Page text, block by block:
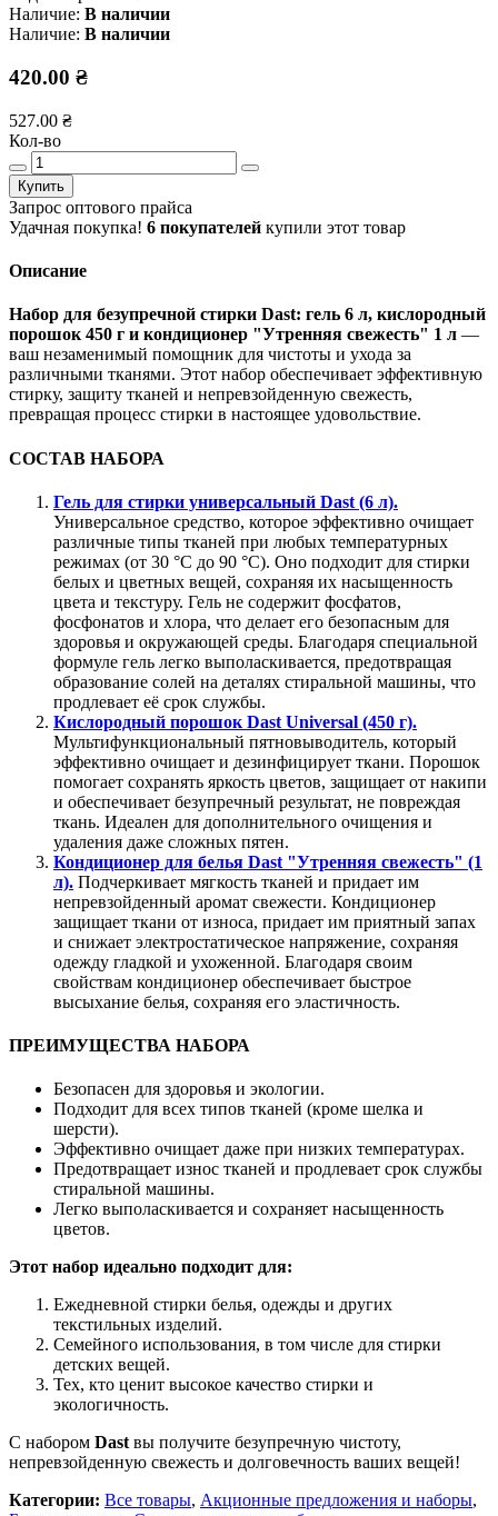
Наличие: В наличии
Наличие: В наличии
420.00 ₴
527.00 ₴
Кол-во
Купить
Запрос оптового прайса
Удачная покупка! 6 покупателей купили этот товар
Описание
Набор для безупречной стирки Dast: гель 6 л, кислородный
порошок 450 г и кондиционер "Утренняя свежесть" 1 л —
ваш незаменимый помощник для чистоты и ухода за
различными тканями. Этот набор обеспечивает эффективную
стирку, защиту тканей и непревзойденную свежесть,
превращая процесс стирки в настоящее удовольствие.
СОСТАВ НАБОРА
Гель для стирки универсальный Dast (6 л).
Универсальное средство, которое эффективно очищает
различные типы тканей при любых температурных
режимах (от 30 °С до 90 °С). Оно подходит для стирки
белых и цветных вещей, сохраняя их насыщенность
цвета и текстуру. Гель не содержит фосфатов,
фосфонатов и хлора, что делает его безопасным для
здоровья и окружающей среды. Благодаря специальной
формуле гель легко выполаскивается, предотвращая
образование солей на деталях стиральной машины, что
продлевает её срок службы.
Кислородный порошок Dast Universal (450 г).
Мультифункциональный пятновыводитель, который
эффективно очищает и дезинфицирует ткани. Порошок
помогает сохранять яркость цветов, защищает от накипи
и обеспечивает безупречный результат, не повреждая
ткань. Идеален для дополнительного очищения и
удаления даже сложных пятен.
Кондиционер для белья Dast "Утренняя свежесть" (1
л). Подчеркивает мягкость тканей и придает им
непревзойденный аромат свежести. Кондиционер
защищает ткани от износа, придает им приятный запах
и снижает электростатическое напряжение, сохраняя
одежду гладкой и ухоженной. Благодаря своим
свойствам кондиционер обеспечивает быстрое
высыхание белья, сохраняя его эластичность.
ПРЕИМУЩЕСТВА НАБОРА
Безопасен для здоровья и экологии.
Подходит для всех типов тканей (кроме шелка и
шерсти).
Эффективно очищает даже при низких температурах.
Предотвращает износ тканей и продлевает срок службы
стиральной машины.
Легко выполаскивается и сохраняет насыщенность
цветов.
Этот набор идеально подходит для:
Ежедневной стирки белья, одежды и других
текстильных изделий.
Семейного использования, в том числе для стирки
детских вещей.
Тех, кто ценит высокое качество стирки и
экологичность.
С набором Dastвы получите безупречную чистоту,
непревзойденную свежесть и долговечность ваших вещей!
Категории: Все товары, Акционные предложения и наборы,